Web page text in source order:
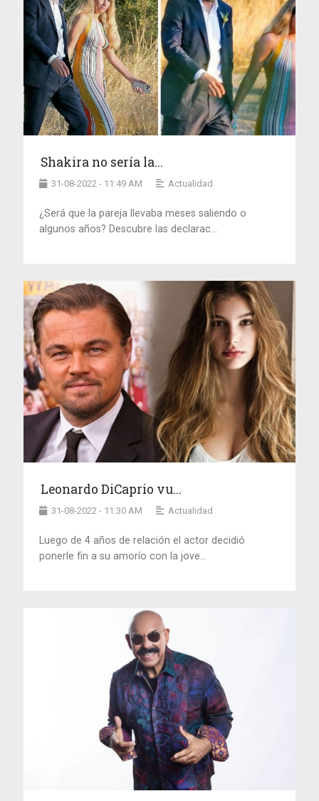
Shakira no sería la...
31-08-2022 - 11:49 AM Actualidad
¿Será que la pareja llevaba meses saliendo o
algunos años? Descubre las declarac...
Leonardo DiCaprio vu...
31-08-2022 - 11:30 AM Actualidad
Luego de 4 años de relación el actor decidió
ponerle fin a su amorío con la jove...